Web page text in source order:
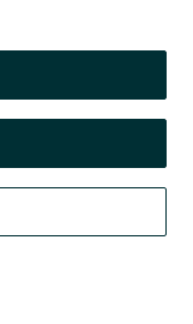
Czat Konto